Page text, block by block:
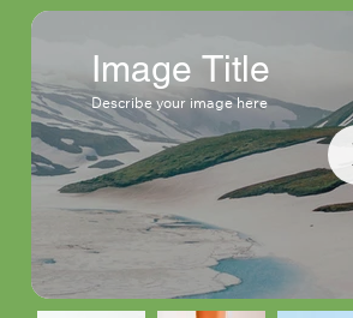
Image Title
Describe your image here